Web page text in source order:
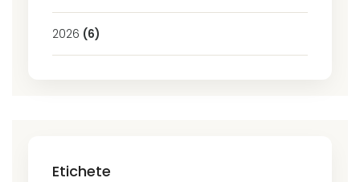
2026 (6)
Etichete